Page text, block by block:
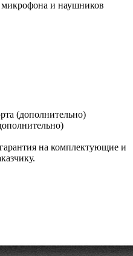
и наушников
(дополнительно)
на комплектующие и